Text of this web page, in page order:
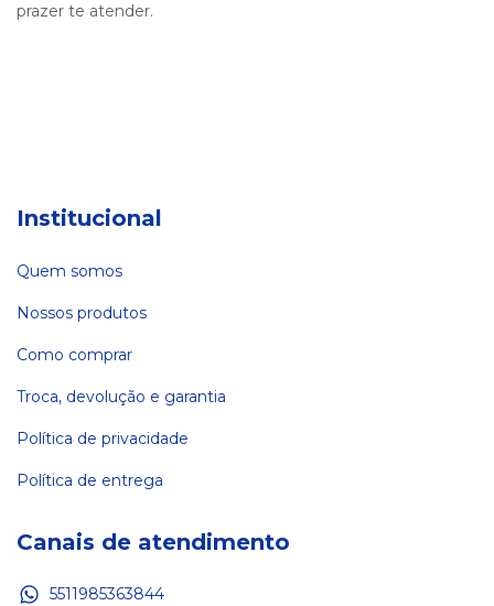
prazer te atender.
Institucional
Quem somos
Nossos produtos
Como comprar
Troca, devolução e garantia
Política de privacidade
Política de entrega
Canais de atendimento
5511985363844